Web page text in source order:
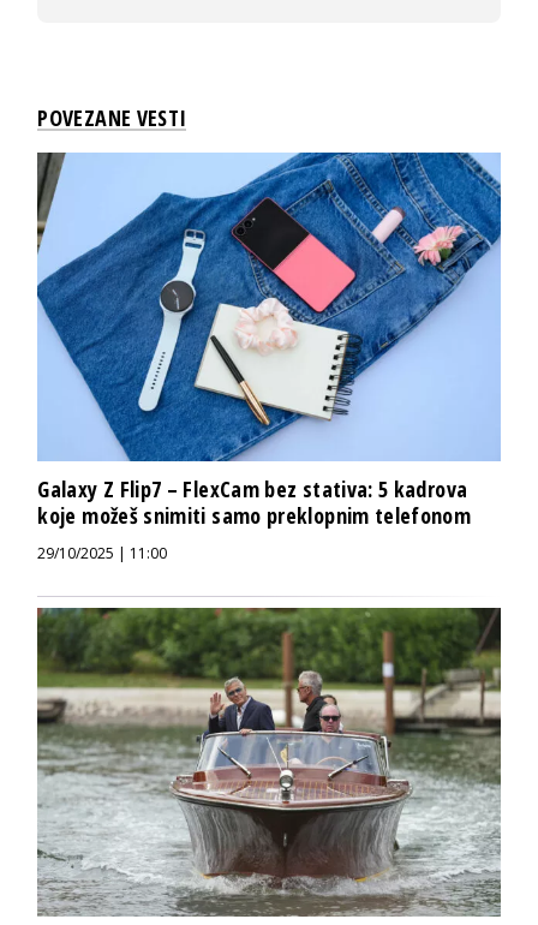
POVEZANE VESTI
Galaxy Z Flip7 – FlexCam bez stativa: 5 kadrova
koje možeš snimiti samo preklopnim telefonom
29/10/2025 | 11:00